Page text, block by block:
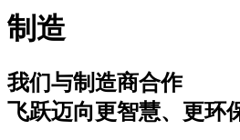
制造
我们与制造商合作
飞跃迈向更智慧、更环